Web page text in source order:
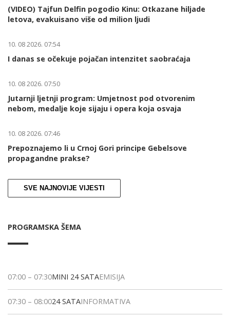
(VIDEO) Tajfun Delfin pogodio Kinu: Otkazane hiljade
letova, evakuisano više od milion ljudi
10. 08 2026. 07:54
I danas se očekuje pojačan intenzitet saobraćaja
10. 08 2026. 07:50
Jutarnji ljetnji program: Umjetnost pod otvorenim
nebom, medalje koje sijaju i opera koja osvaja
10. 08 2026. 07:46
Prepoznajemo li u Crnoj Gori principe Gebelsove
propagandne prakse?
SVE NAJNOVIJE VIJESTI
PROGRAMSKA ŠEMA
07:00 – 07:30MINI 24 SATAEMISIJA
07:30 – 08:0024 SATAINFORMATIVA